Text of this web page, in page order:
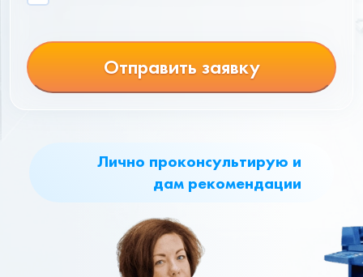
Лично проконсультирую и
дам рекомендации
Отправить заявку